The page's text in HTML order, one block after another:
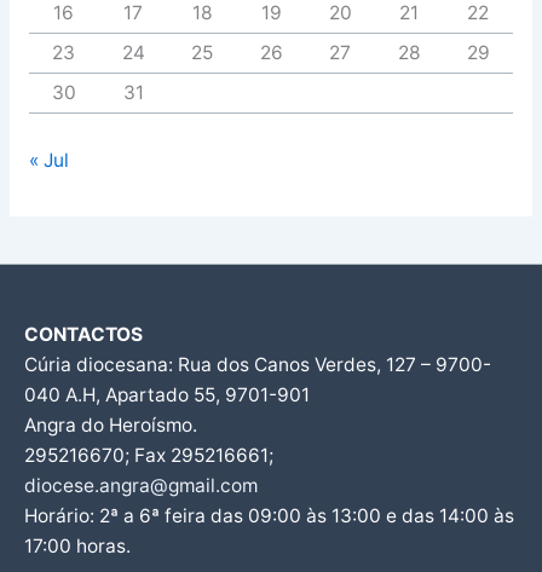
16
17 18 19 20 21
22
23
24 25 26 27 28
29
30
31
« Jul
CONTACTOS
Cúria diocesana: Rua dos Canos Verdes, 127 – 9700-
040 A.H, Apartado 55, 9701-901
Angra do Heroísmo.
295216670; Fax 295216661;
diocese.angra@gmail.com
Horário: 2ª a 6ª feira das 09:00 às 13:00 e das 14:00 às
17:00 horas.